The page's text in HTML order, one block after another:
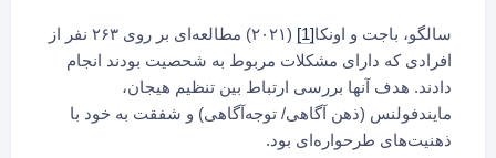
سالگو، باجت و اونکا[1]
(۲۰۲۱) مطالعه‌ای بر روی ۲۶۳ نفر از
افرادی که دارای مشکلات مربوط به شحصیت بودند انجام
دادند. هدف آنها بررسی ارتباط بین تنظیم هیجان،
مایندفولنس (ذهن آگاهی/ توجه‌آگاهی) و شفقت به خود با
ذهنیت‌های طرحواره‌ای بود.